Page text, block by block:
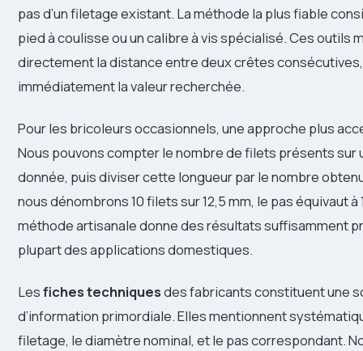
pas d’un filetage existant. La méthode la plus fiable
pied à coulisse ou un calibre à vis spécialisé. Ces outils
directement la distance entre deux crêtes
immédiatement la valeur recherchée.
Pour les bricoleurs occasionnels, une approche plus
Nous pouvons compter le nombre de filets présents sur
donnée, puis diviser cette longueur par le nombre
nous dénombrons 10 filets sur 12,5 mm, le pas équivaut à
méthode artisanale donne des résultats suffisamment
plupart des applications domestiques.
Lesfiches techniquesdes fabricants constituent une
d’information primordiale. Elles mentionnent
filetage, le diamètre nominal, et le pas correspondant.